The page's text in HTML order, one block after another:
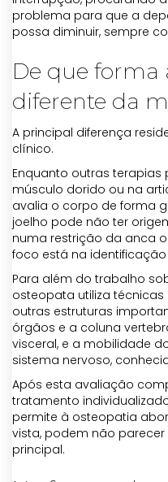
problema para que a
possa diminuir, sempre
De que forma
diferente da
A principal diferença
clínico.
Enquanto outras
músculo dorido ou na
avalia o corpo de forma
joelho pode não ter
numa restrição da anca
foco está na
Para além do trabalho
osteopata utiliza
outras estruturas
órgãos e a coluna
visceral, e a mobilidade
sistema nervoso,
Após esta avaliação
tratamento
permite à osteopatia
vista, podem não
principal.